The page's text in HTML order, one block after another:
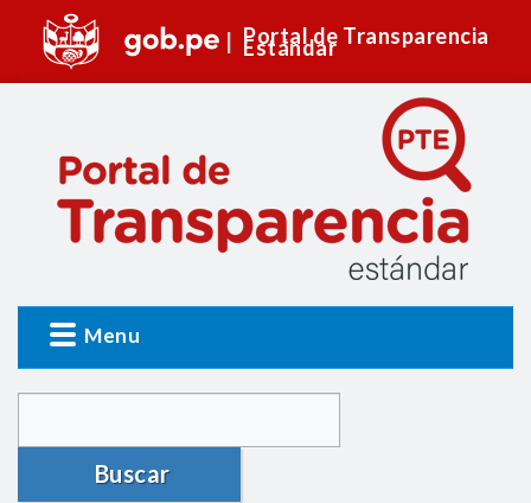
Portal de Transparencia
Estándar
Menu
Buscar